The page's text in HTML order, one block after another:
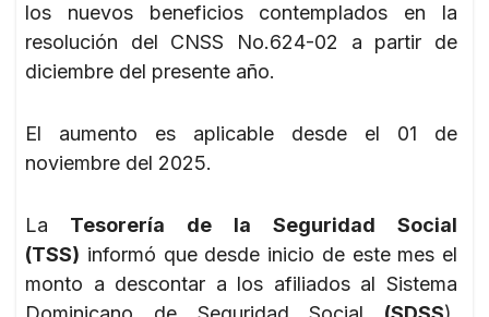
los nuevos beneficios contemplados en la
resolución del CNSS No.624-02 a partir de
diciembre del presente año.
El aumento es aplicable desde el 01 de
noviembre del 2025.
La Tesorería de la Seguridad Social
(TSS) informó que desde inicio de este mes el
monto a descontar a los afiliados al Sistema